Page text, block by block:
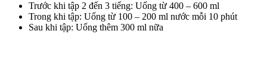
Trước khi tập 2 đến 3 tiếng: Uống từ 400 – 600 ml
Trong khi tập: Uống từ 100 – 200 ml nước mỗi 10 phút
Sau khi tập: Uống thêm 300 ml nữa